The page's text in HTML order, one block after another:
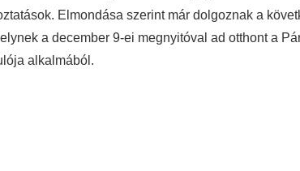
Elmondása szerint már dolgoznak a
a december 9-ei megnyitóval ad otthont a
alkalmából.